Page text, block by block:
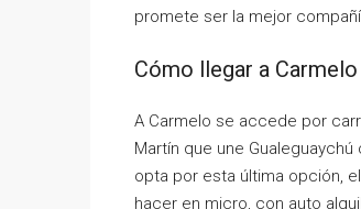
promete ser la mejor
Cómo llegar a
A Carmelo se accede por
Martín que une
opta por esta última opción,
hacer en micro, con auto